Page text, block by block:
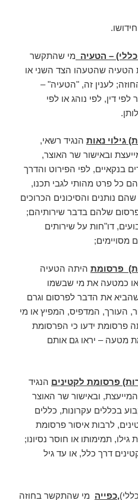
הטעיה מי שהתקשר
הטעיה שהטעהו הצד השני או
לענין זה, "הטעיה" –
דין, לפי נוהג או לפי
גילוי נאות הנגיד רשאי,
ובאישור שר האוצר,
בנקאיים, לפי הפירוט והדרך
כל פרט מהותי לגבי תכנו,
נותנים והסיכונים הכרוכים
פרסום שלהם בדבר שירותיהם;
דו"חות על שירותים
מסויימים;
פרסומת היתה הטעיה
כמטעה את מי שבשמו
את הדבר לפרסום וגרם
העורך, המדפיס, המפיץ או מי
פרסומת ידעו כי הפרסומת
מטעה – יראו גם אותם
פרסומת לקטינים הנגיד
ובאישור שר האוצר
בכללים עקרונות, כללים
לרבות איסור פרסומת
תמימותו או חוסר נסיונו;
דרך כלל, או עד גיל
,כפייה מי שהתקשר בחוזה